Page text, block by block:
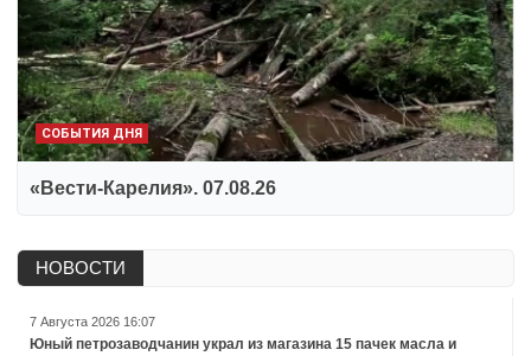
СОБЫТИЯ ДНЯ
«Вести-Карелия». 07.08.26
НОВОСТИ
7 Августа 2026 16:07
Юный петрозаводчанин украл из магазина 15 пачек масла и